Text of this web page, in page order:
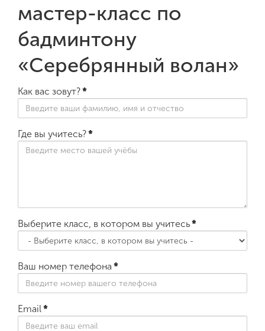
мастер-класс по
бадминтону
«Серебрянный волан»
Как вас зовут?*
Где вы учитесь?*
Выберите класс, в котором вы учитесь*
Ваш номер телефона *
Email*